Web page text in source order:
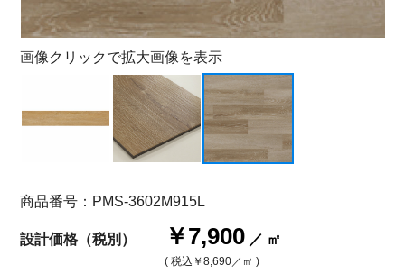
画像クリックで拡大画像を表示
商品番号：PMS-3602M915L
設計価格（税別） ￥7,900 ／ ㎡
( 税込 ￥8,690／㎡ )